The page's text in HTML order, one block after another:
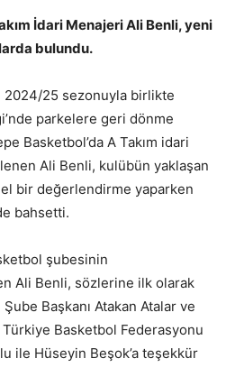
İdari Menajeri Ali Benli, yeni
bulundu.
2024/25 sezonuyla birlikte
parkelere geri dönme
Basketbol’da A Takım idari
Ali Benli, kulübün yaklaşan
bir değerlendirme yaparken
bahsetti.
şubesinin
Ali Benli, sözlerine ilk olarak
Başkanı Atakan Atalar ve
Basketbol Federasyonu
ile Hüseyin Beşok’a teşekkür